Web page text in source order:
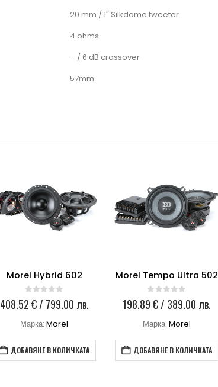
20 mm / 1″ Silkdome tweeter
4 ohms
– / 6 dB crossover
57mm
Morel Hybrid 602
0 out of 5
408.52€/ 799.00 лв.
Марка:Morel
ДОБАВЯНЕ В КОЛИЧКАТА
Morel Tempo Ultra 502
0 out of 5
198.89€/ 389.00 лв.
Марка: Morel
ДОБАВЯНЕ В КОЛИЧКАТА